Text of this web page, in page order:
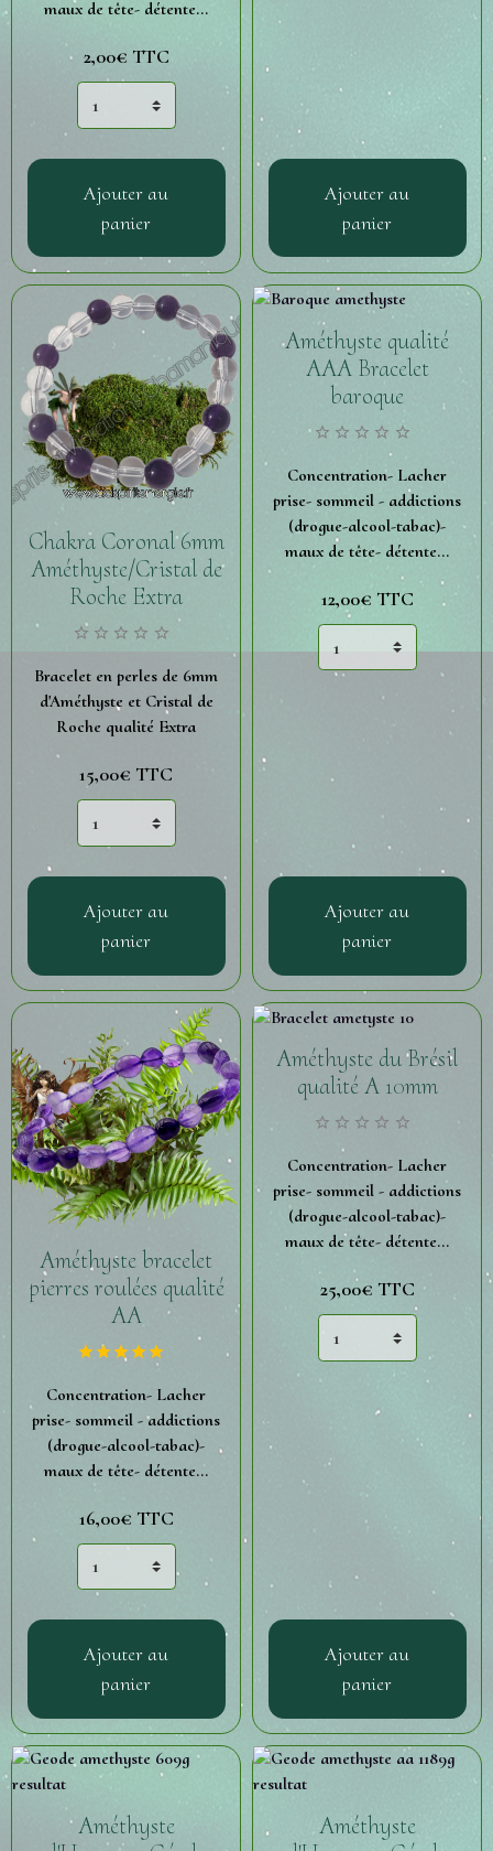
maux de tête- détente...
2,00€ TTC
Ajouter au
panier
Ajouter au
panier
Chakra Coronal 6mm
Améthyste/Cristal de
Roche Extra
Bracelet en perles de 6mm
d'Améthyste et Cristal de
Roche qualité Extra
15,00€ TTC
Ajouter au
panier
Améthyste qualité
AAA Bracelet
baroque
Concentration- Lacher
prise- sommeil - addictions
(drogue-alcool-tabac)-
maux de tête- détente...
12,00€ TTC
Ajouter au
panier
Améthyste bracelet
pierres roulées qualité
AA
Concentration- Lacher
prise- sommeil - addictions
(drogue-alcool-tabac)-
maux de tête- détente...
16,00€ TTC
Ajouter au
panier
Améthyste du Brésil
qualité A 10mm
Concentration- Lacher
prise- sommeil - addictions
(drogue-alcool-tabac)-
maux de tête- détente...
25,00€ TTC
Ajouter au
panier
Améthyste
Améthyste